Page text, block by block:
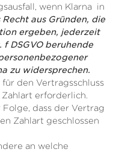
wenn Klarna in
Recht aus Gründen, die
ergeben, jederzeit
DSGVO beruhende
zu widersprechen.
den Vertragsschluss
erforderlich.
dass der Vertrag
Zahlart geschlossen
an welche